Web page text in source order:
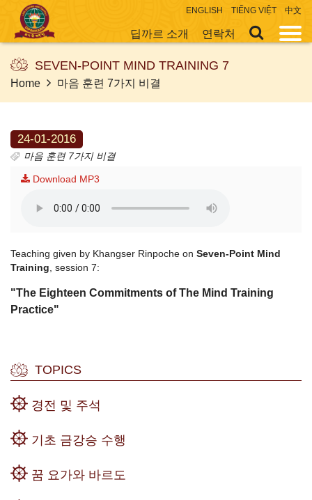
ENGLISH TIẾNG VIỆT 中文
딥까르 소개 연락처
SEVEN-POINT MIND TRAINING 7
Home 마음 훈련 7가지 비결
24-01-2016
마음 훈련 7가지 비결
Download MP3
Teaching given by Khangser Rinpoche on Seven-Point Mind
Training, session 7:
"The Eighteen Commitments of The Mind Training
Practice"
TOPICS
경전 및 주석
기초 금강승 수행
꿈 요가와 바르도